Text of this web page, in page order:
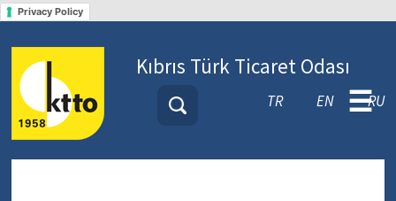
Privacy Policy
Kıbrıs Türk Ticaret Odası
TR EN RU
☰